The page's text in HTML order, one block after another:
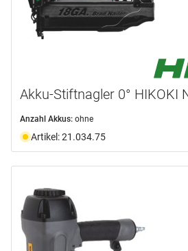
Akku-Stiftnagler 0° HIKOKI
Anzahl Akkus: ohne
Artikel: 21.034.75